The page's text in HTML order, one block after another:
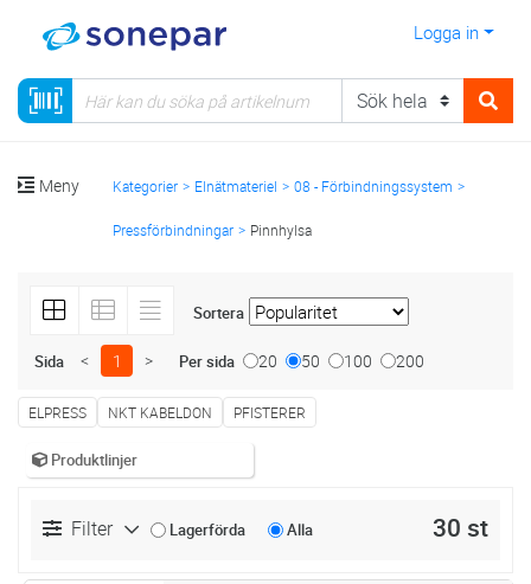
Logga in
Meny Kategorier Elnätmateriel 08 - Förbindningssystem
Pressförbindningar Pinnhylsa
Sortera
Sida < 1 > Per sida 20 50 100 200
ELPRESS NKT KABELDON PFISTERER
Produktlinjer
Filter Lagerförda Alla 30 st